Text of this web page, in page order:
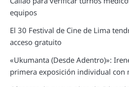
equipos
El 30 Festival de Cine de Lima
acceso gratuito
«Ukumanta (Desde Adentro)»:
primera exposición individual con